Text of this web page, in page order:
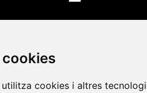
cookies i altres